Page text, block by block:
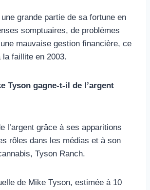
grande partie de sa fortune en
somptuaires, de problèmes
mauvaise gestion financière, ce
faillite en 2003.
Tyson gagne-t-il de l’argent
l’argent grâce à ses apparitions
rôles dans les médias et à son
Tyson Ranch.
de Mike Tyson, estimée à 10